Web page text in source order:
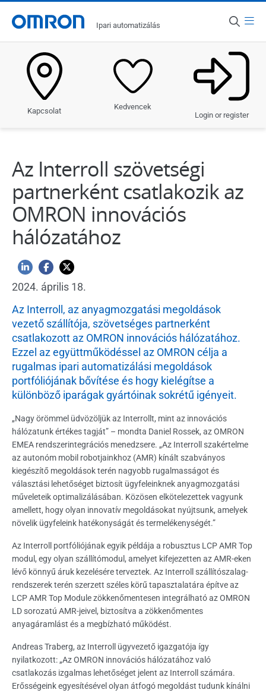
Ipari automatizálás
Kapcsolat
Kedvencek
Login or register
Ország Magyarország
Termékek
Megoldások
Szolgáltatások és támogatás
Vissza
Newsletter
Események
Ügyfél-referenciák
Hírek
Az Interroll szövetségi
partnerként csatlakozik az
OMRON innovációs
hálózatához
2024. április 18.
Az Interroll, az anyagmozgatási megoldások
vezető szállítója, szövetséges partnerként
csatlakozott az OMRON innovációs hálózatához.
Ezzel az együttműködéssel az OMRON célja a
rugalmas ipari automatizálási megoldások
portfóliójának bővítése és hogy kielégítse a
különböző iparágak gyártóinak sokrétű igényeit.
„Nagy örömmel üdvözöljük az Interrollt, mint az innovációs
hálózatunk értékes tagját” – mondta Daniel Rossek, az OMRON
EMEA rendszerintegrációs menedzsere. „Az Interroll szakértelme
az autonóm mobil robotjainkhoz (AMR) kínált szabványos
kiegészítő megoldások terén nagyobb rugalmasságot és
választási lehetőséget biztosít ügyfeleinknek anyagmozgatási
műveleteik optimalizálásában. Közösen elkötelezettek vagyunk
amellett, hogy olyan innovatív megoldásokat nyújtsunk, amelyek
növelik ügyfeleink hatékonyságát és termelékenységét.”
Az Interroll portfóliójának egyik példája a robusztus LCP AMR Top
modul, egy olyan szállítómodul, amelyet kifejezetten az AMR-eken
lévő könnyű áruk kezelésére terveztek. Az Interroll szállítószalag-
rendszerek terén szerzett széles körű tapasztalatára építve az
LCP AMR Top Module zökkenőmentesen integrálható az OMRON
LD sorozatú AMR-jeivel, biztosítva a zökkenőmentes
anyagáramlást és a megbízható működést.
Andreas Traberg, az Interroll ügyvezető igazgatója így
nyilatkozott: „Az OMRON innovációs hálózatához való
csatlakozás izgalmas lehetőséget jelent az Interroll számára.
Erősségeink egyesítésével olyan átfogó megoldást tudunk kínálni